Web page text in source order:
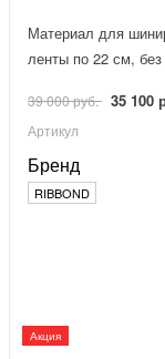
Материал для
ленты по 22 см,
39 000 руб. 35 100
Артикул
Бренд
RIBBOND
Акция